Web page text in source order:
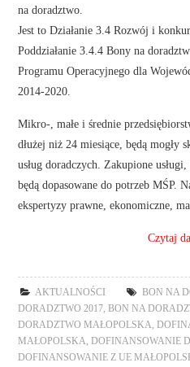
na doradztwo.
Jest to Działanie 3.4 Rozwój i
Poddziałanie 3.4.4 Bony na
Programu Operacyjnego dla
2014-2020.
Mikro-, małe i średnie
dłużej niż 24 miesiące, będą mogły
usług doradczych. Zakupione
będą dopasowane do potrzeb MŚP.
ekspertyzy prawne, ekonomiczne,
Czytaj
AKTUALNOŚCI BON NA
DORADZTWO 2017 ,BON NA
DORADZTWO MAŁOPOLSKA ,
MAŁOPOLSKA ,DOFINANSOWANIE
DOFINANSOWANIE Z UE